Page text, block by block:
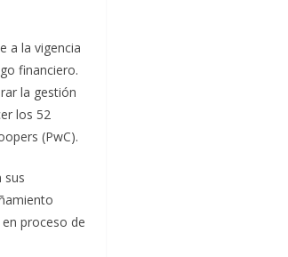
a la vigencia
financiero.
la gestión
los 52
(PwC).
sus
proceso de